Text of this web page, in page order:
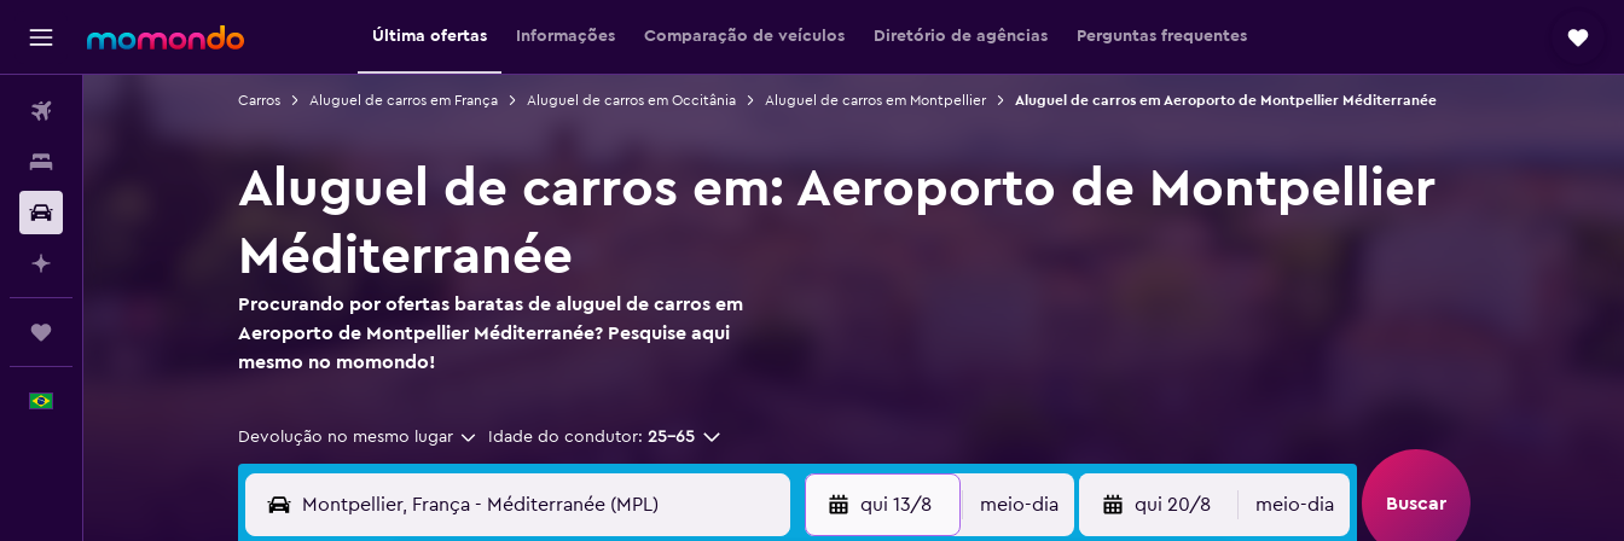
Última ofertas Informações Comparação de veículos Diretório de agências Perguntas frequentes
Carros Aluguel de carros em França Aluguel de carros em Occitânia Aluguel de carros em Montpellier Aluguel de carros em Aeroporto de Montpellier Méditerranée
Aluguel de carros em: Aeroporto de Montpellier
Méditerranée
Procurando por ofertas baratas de aluguel de carros em
Aeroporto de Montpellier Méditerranée? Pesquise aqui
mesmo no momondo!
Devolução no mesmo lugar Idade do condutor: 25-65
qui 13/8 meio-dia qui 20/8 meio-dia Buscar